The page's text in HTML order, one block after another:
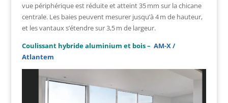
vue périphérique est réduite et atteint 35 mm sur la chicane
centrale. Les baies peuvent mesurer jusqu’à 4 m de hauteur,
et les vantaux s’étendre sur 3,5 m de largeur.
Coulissant hybride aluminium et bois – AM-X /
Atlantem